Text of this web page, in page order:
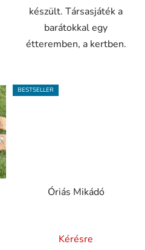
készült. Társasjáték a
barátokkal egy
étteremben, a kertben.
BESTSELLER
Óriás Mikádó
termék
Kérésre